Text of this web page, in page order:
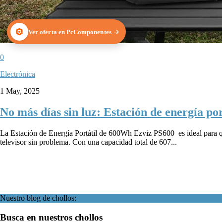
Ver oferta en PcComponentes
0
Electrónica
1 May, 2025
No más días sin luz: Estación de energía
La Estación de Energía Portátil de 600Wh Ezviz PS600 es ideal para
televisor sin problema. Con una capacidad total de 607...
Nuestro blog de chollos:
Busca en nuestros chollos